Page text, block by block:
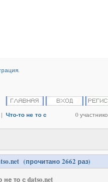
.
| Что-то не то с
0
(прочитано 2662 раз)
не то с datso.net